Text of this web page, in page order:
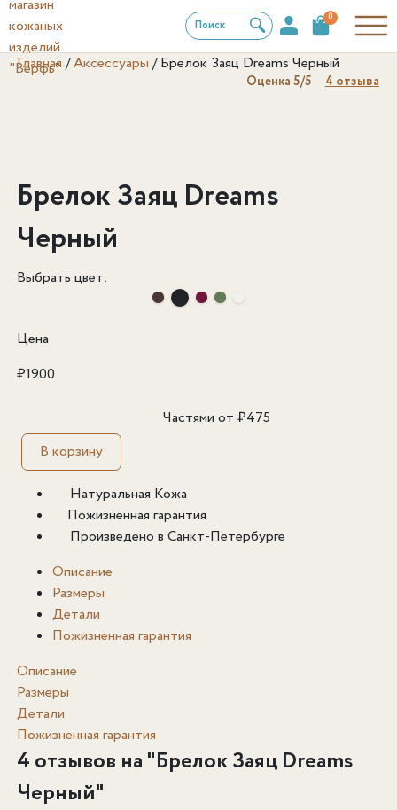
Поиск
0
Главная /Аксессуары /Брелок Заяц Dreams Черный
Оценка 5/5 4отзыва
Брелок Заяц Dreams
Черный
Выбрать цвет:
Цена
₽1900
Частями от ₽475
В корзину
Натуральная Кожа
Пожизненная гарантия
Произведено в Санкт-Петербурге
Описание
Размеры
Детали
Пожизненная гарантия
Описание
Размеры
Детали
Пожизненная гарантия
4 отзывов на "Брелок Заяц Dreams
Черный"